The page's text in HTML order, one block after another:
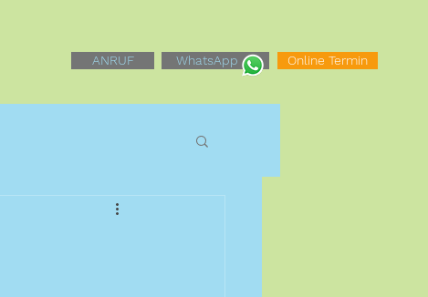
ANRUF WhatsApp Online Termin